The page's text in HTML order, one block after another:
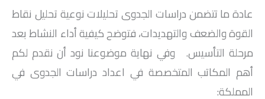
عادة ما تتضمن دراسات الجدوى تحليلات نوعية تحليل نقاط
القوة والضعف والتهديدات، فتوضح كيفية أداء النشاط بعد
مرحلة التأسيس. وفي نهاية موضوعنا نود أن نقدم لكم
أهم المكاتب المتخصصة في اعداد دراسات الجدوى في
المملكة: